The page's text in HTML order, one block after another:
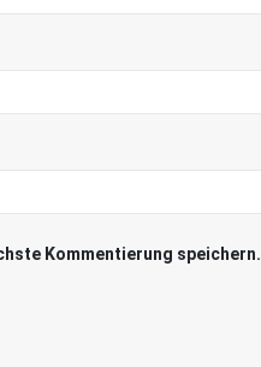
Kommentierung speichern.